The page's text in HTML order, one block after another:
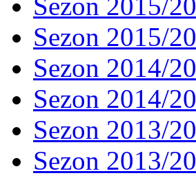
Sezon 2015/
Sezon 2014/
Sezon 2014/
Sezon 2013/
Sezon 2013/